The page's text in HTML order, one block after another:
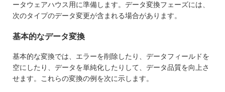
ータウェアハウス用に準備します。データ変換フェーズには、
次のタイプのデータ変更が含まれる場合があります。
基本的なデータ変換
基本的な変換では、エラーを削除したり、データフィールドを
空にしたり、データを単純化したりして、データ品質を向上さ
せます。これらの変換の例を次に示します。